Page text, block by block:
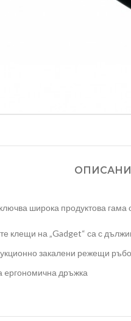
широка продуктова
клещи на „Gadget“ са с
закалени режещи
eргономична дръжка